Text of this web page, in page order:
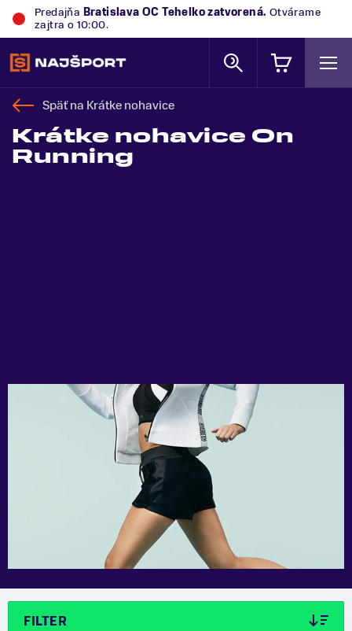
Predajňa Bratislava OC Tehelkozatvorená. Otvárame
zajtra o 10:00.
Späť na Krátke nohavice
Krátke nohavice On
Running
FILTER